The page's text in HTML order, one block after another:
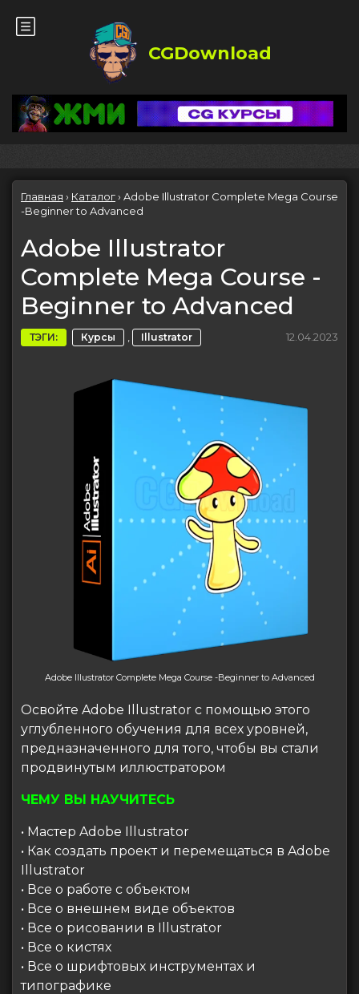
CGDownload
Главная › Каталог› Adobe Illustrator Complete Mega Course
-Beginner to Advanced
Adobe Illustrator
Complete Mega Course -
Beginner to Advanced
ТЭГИ: Курсы , Illustrator 12.04.2023
Adobe Illustrator Complete Mega Course -Beginner to Advanced
Освойте Adobe Illustrator с помощью этого
углубленного обучения для всех уровней,
предназначенного для того, чтобы вы стали
продвинутым иллюстратором
ЧЕМУ ВЫ НАУЧИТЕСЬ
• Мастер Adobe Illustrator
• Как создать проект и перемещаться в Adobe
Illustrator
• Все о работе с объектом
• Все о внешнем виде объектов
• Все о рисовании в Illustrator
• Все о кистях
• Все о шрифтовых инструментах и ​​
типографике